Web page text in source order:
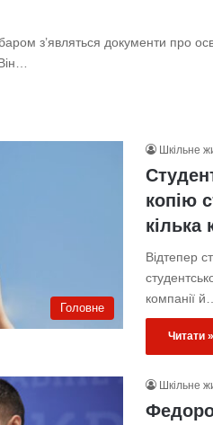
з’являться документи про
Головне
Шкільне
копію
кілька
Відтепер
компанії
Читати »
Шкільне